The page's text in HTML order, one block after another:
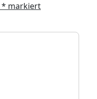
* markiert